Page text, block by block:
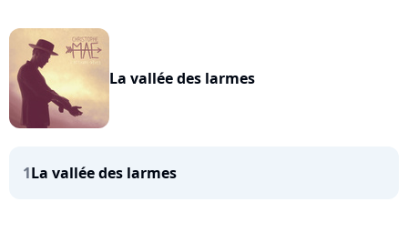
La vallée des larmes
1La vallée des larmes